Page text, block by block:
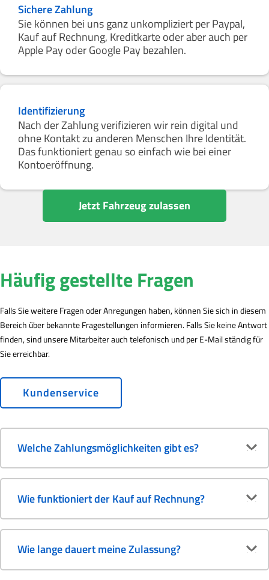
Sichere Zahlung
Sie können bei uns ganz unkompliziert per Paypal,
Kauf auf Rechnung, Kreditkarte oder aber auch per
Apple Pay oder Google Pay bezahlen.
Identifizierung
Nach der Zahlung verifizieren wir rein digital und
ohne Kontakt zu anderen Menschen Ihre Identität.
Das funktioniert genau so einfach wie bei einer
Kontoeröffnung.
Jetzt Fahrzeug zulassen
Häufig gestellte Fragen
Falls Sie weitere Fragen oder Anregungen haben, können Sie sich in diesem
Bereich über bekannte Fragestellungen informieren. Falls Sie keine Antwort
finden, sind unsere Mitarbeiter auch telefonisch und per E-Mail ständig für
Sie erreichbar.
Kundenservice
Welche Zahlungsmöglichkeiten gibt es?
Wie funktioniert der Kauf auf Rechnung?
Wie lange dauert meine Zulassung?